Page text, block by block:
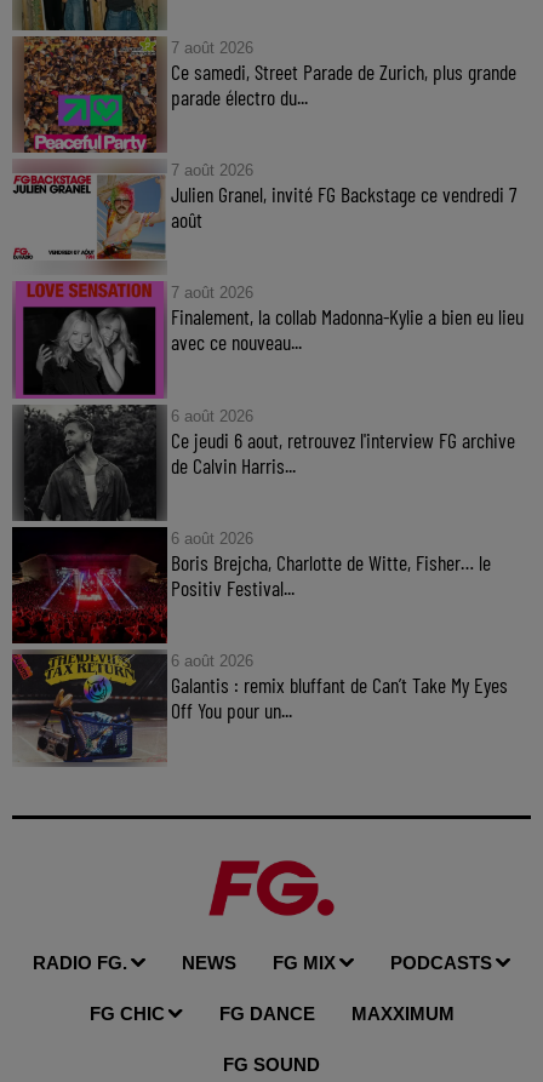
7 août 2026
Ce samedi, Street Parade de Zurich, plus grande
parade électro du...
7 août 2026
Julien Granel, invité FG Backstage ce vendredi 7
août
7 août 2026
Finalement, la collab Madonna-Kylie a bien eu lieu
avec ce nouveau...
6 août 2026
Ce jeudi 6 aout, retrouvez l'interview FG archive
de Calvin Harris...
6 août 2026
Boris Brejcha, Charlotte de Witte, Fisher… le
Positiv Festival...
6 août 2026
Galantis : remix bluffant de Can’t Take My Eyes
Off You pour un...
RADIO FG. NEWS FG MIX PODCASTS
FG CHIC FG DANCE MAXXIMUM
FG SOUND